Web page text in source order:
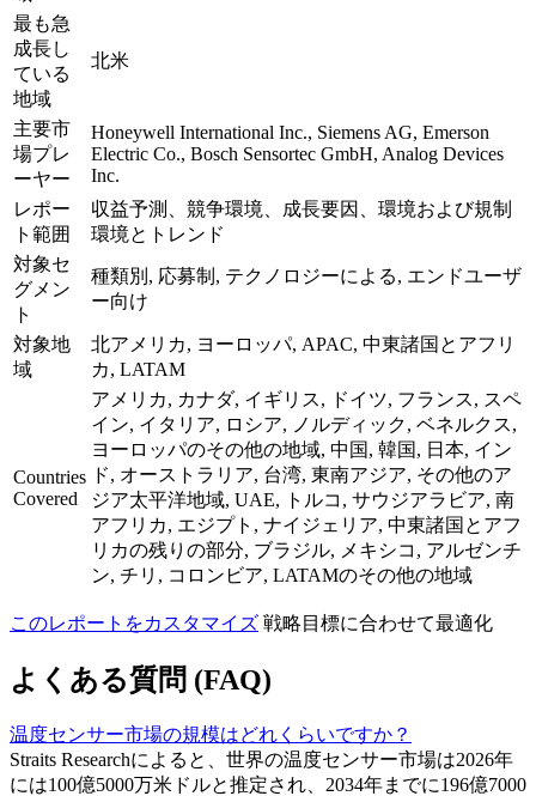
最も急
成長し
ている
地域
北米
主要市
場プレ
ーヤー
Honeywell International Inc., Siemens AG, Emerson
Electric Co., Bosch Sensortec GmbH, Analog Devices
Inc.
レポー
ト範囲
収益予測、競争環境、成長要因、環境および規制
環境とトレンド
対象セ
グメン
ト
種類別, 応募制, テクノロジーによる, エンドユーザ
ー向け
対象地
域
北アメリカ, ヨーロッパ, APAC, 中東諸国とアフリ
カ, LATAM
Countries
Covered
アメリカ, カナダ, イギリス, ドイツ, フランス, スペ
イン, イタリア, ロシア, ノルディック, ベネルクス,
ヨーロッパのその他の地域, 中国, 韓国, 日本, イン
ド, オーストラリア, 台湾, 東南アジア, その他のア
ジア太平洋地域, UAE, トルコ, サウジアラビア, 南
アフリカ, エジプト, ナイジェリア, 中東諸国とアフ
リカの残りの部分, ブラジル, メキシコ, アルゼンチ
ン, チリ, コロンビア, LATAMのその他の地域
このレポートをカスタマイズ 戦略目標に合わせて最適化
よくある質問 (FAQ)
温度センサー市場の規模はどれくらいですか？
Straits Researchによると、世界の温度センサー市場は2026年
には100億5000万米ドルと推定され、2034年までに196億7000